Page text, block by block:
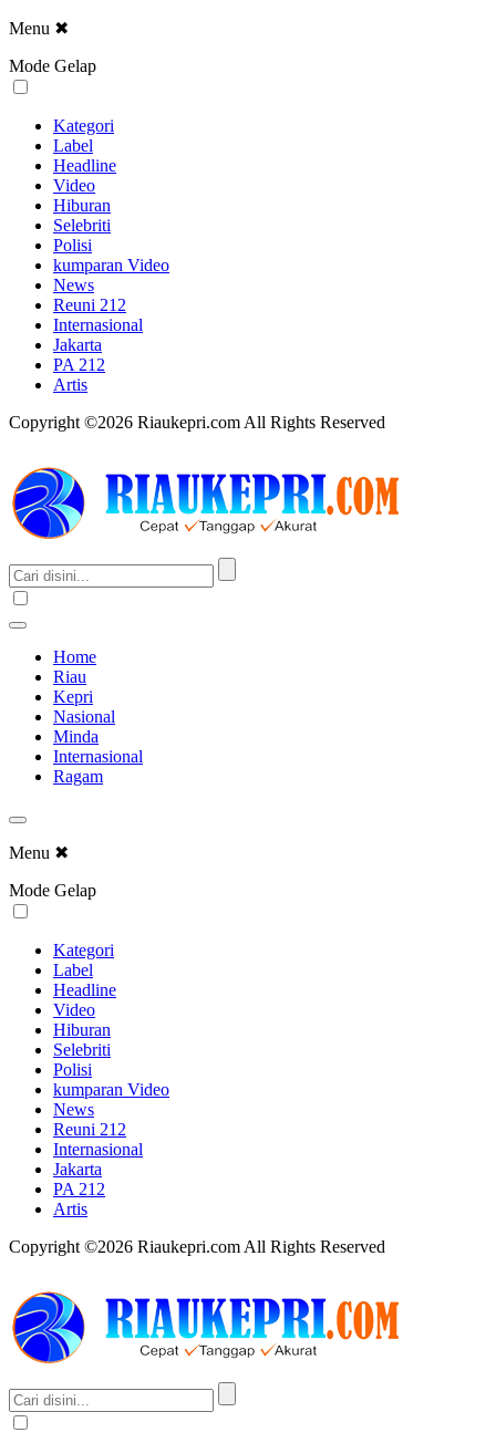
Menu ✖
Mode Gelap
Kategori
Label
Headline
Video
Hiburan
Selebriti
Polisi
kumparan Video
News
Reuni 212
Internasional
Jakarta
PA 212
Artis
Copyright ©2026 Riaukepri.com All Rights Reserved
Home
Riau
Kepri
Nasional
Minda
Internasional
Ragam
Menu ✖
Mode Gelap
Kategori
Label
Headline
Video
Hiburan
Selebriti
Polisi
kumparan Video
News
Reuni 212
Internasional
Jakarta
PA 212
Artis
Copyright ©2026 Riaukepri.com All Rights Reserved